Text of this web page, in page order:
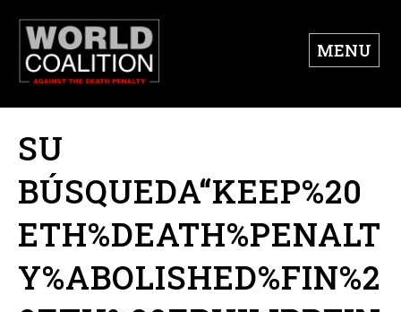
MENU
SU
BÚSQUEDA“KEEP%20
ETH%DEATH%PENALT
Y%ABOLISHED%FIN%2